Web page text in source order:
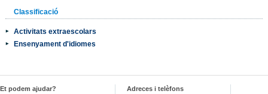
Classificació
Activitats extraescolars
Ensenyament d'idiomes
Et podem ajudar?
Adreces i telèfons